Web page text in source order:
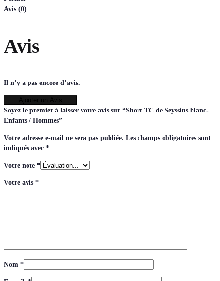
Avis (0)
Avis
Il n’y a pas encore d’avis.
Soyez le premier à laisser votre avis sur “Short TC de Seyssins blanc-
Enfants / Hommes”
Votre adresse e-mail ne sera pas publiée. Les champs obligatoires sont
indiqués avec *
Votre note *
Votre avis *
Nom *